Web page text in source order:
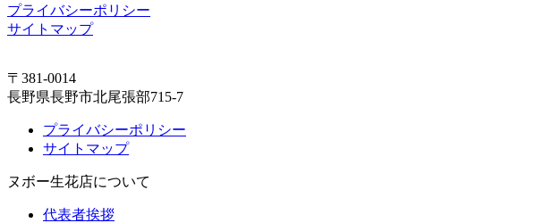
プライバシーポリシー
サイトマップ
〒381-0014
長野県長野市北尾張部715-7
プライバシーポリシー
サイトマップ
ヌボー生花店について
代表者挨拶